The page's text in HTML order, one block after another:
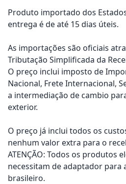
Produto importado dos
entrega é de até 15 dias úteis.
As importações são oficiais
Tributação Simplificada da
O preço inclui imposto de
Nacional, Frete Internacional,
a intermediação de cambio
exterior.
O preço já inclui todos os
nenhum valor extra para o
ATENÇÃO: Todos os produtos
necessitam de adaptador
brasileiro.